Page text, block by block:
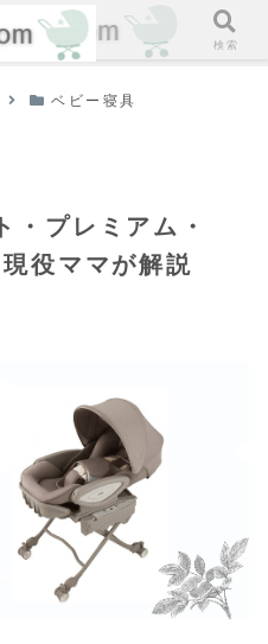
ベビー寝具
・プレミアム・
役ママが解説
検索